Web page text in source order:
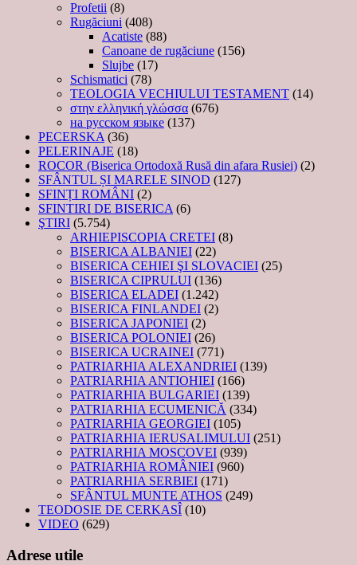
Profetii (8)
Rugăciuni (408)
Acatiste (88)
Canoane de rugăciune (156)
Slujbe (17)
Schismatici (78)
TEOLOGIA VECHIULUI TESTAMENT (14)
στην ελληνική γλώσσα (676)
на русском языке (137)
PECERSKA (36)
PELERINAJE (18)
ROCOR (Biserica Ortodoxă Rusă din afara Rusiei) (2)
SFÂNTUL ȘI MARELE SINOD (127)
SFINȚI ROMÂNI (2)
SFINTIRI DE BISERICA (6)
ŞTIRI (5.754)
ARHIEPISCOPIA CRETEI (8)
BISERICA ALBANIEI (22)
BISERICA CEHIEI ŞI SLOVACIEI (25)
BISERICA CIPRULUI (136)
BISERICA ELADEI (1.242)
BISERICA FINLANDEI (2)
BISERICA JAPONIEI (2)
BISERICA POLONIEI (26)
BISERICA UCRAINEI (771)
PATRIARHIA ALEXANDRIEI (139)
PATRIARHIA ANTIOHIEI (166)
PATRIARHIA BULGARIEI (139)
PATRIARHIA ECUMENICĂ (334)
PATRIARHIA GEORGIEI (105)
PATRIARHIA IERUSALIMULUI (251)
PATRIARHIA MOSCOVEI (939)
PATRIARHIA ROMÂNIEI (960)
PATRIARHIA SERBIEI (171)
SFÂNTUL MUNTE ATHOS (249)
TEODOSIE DE CERKASÎ (10)
VIDEO (629)
Adrese utile